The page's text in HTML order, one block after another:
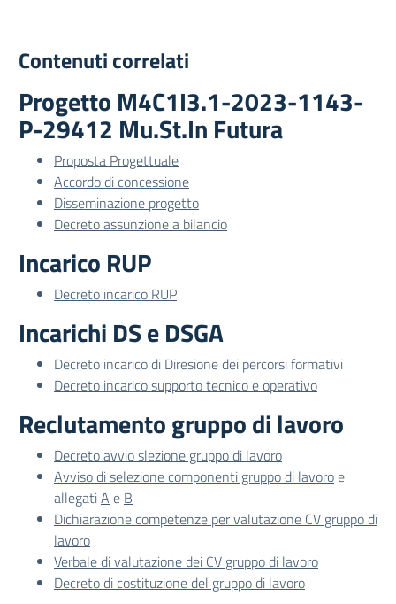
Contenuti correlati
Progetto M4C1I3.1-2023-1143-
P-29412 Mu.St.In Futura
Proposta Progettuale
Accordo di concessione
Disseminazione progetto
Decreto assunzione a bilancio
Incarico RUP
Decreto incarico RUP
Incarichi DS e DSGA
Decreto incarico di Diresione dei percorsi formativi
Decreto incarico supporto tecnico e operativo
Reclutamento gruppo di lavoro
Decreto avvio slezione gruppo di lavoro
Avviso di selezione componenti gruppo di lavoroe
allegatiA e B
Dichiarazione competenze per valutazione CV gruppo di
lavoro
Verbale di valutazione dei CV gruppo di lavoro
Decreto di costituzione del gruppo di lavoro